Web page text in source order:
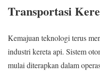
Transportasi
Kemajuan teknologi terus
industri kereta api. Sistem
mulai diterapkan dalam